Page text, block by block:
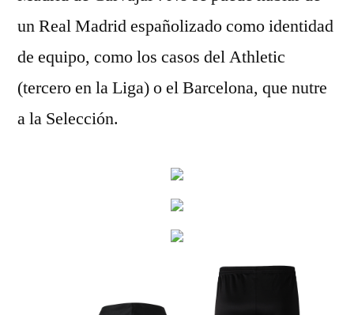
un Real Madrid españolizado como identidad
de equipo, como los casos del Athletic
(tercero en la Liga) o el Barcelona, que nutre
a la Selección.